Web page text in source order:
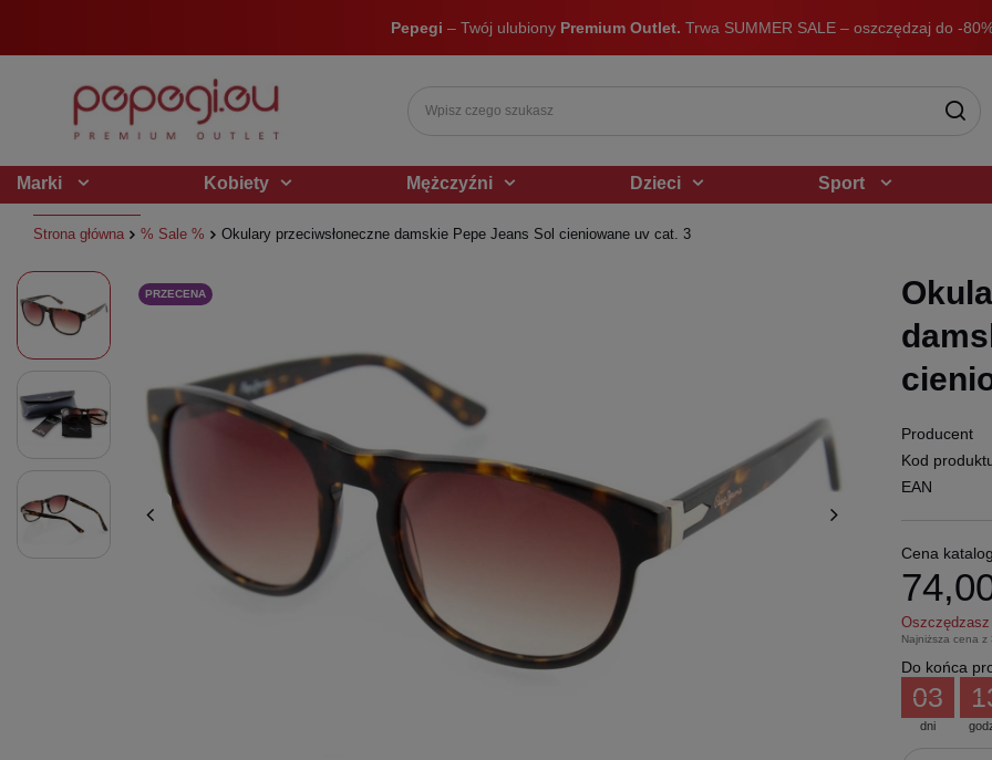
Pepegi – Twój ulubiony Premium Outlet. Trwa SUMMER SALE – oszczędzaj do -
Marki Kobiety Mężczyźni Dzieci Sport
Strona główna % Sale % Okulary przeciwsłoneczne damskie Pepe Jeans Sol cieniowane uv cat. 3
PRZECENA
Producent
Kod
EAN
Cena
Oszczędzasz
Najniższa cena
Do końca
dni
03